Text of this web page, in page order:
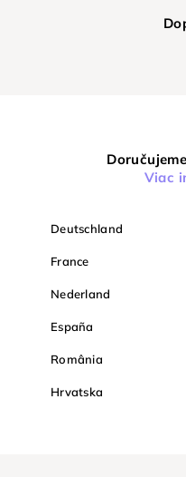
Viac
Deutschland
France
Nederland
España
România
Hrvatska